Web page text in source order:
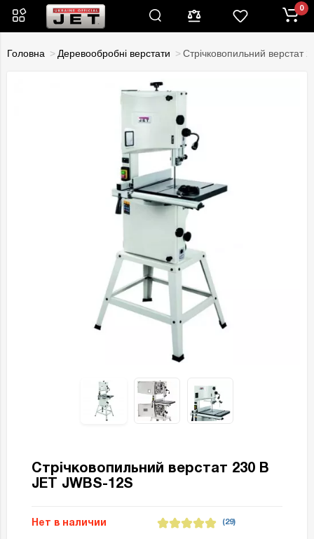
0
Головна Деревообробні верстати Стрічковопильний верстат
Стрічковопильний верстат 230 В
JET JWBS-12S
Нет в наличии (29)